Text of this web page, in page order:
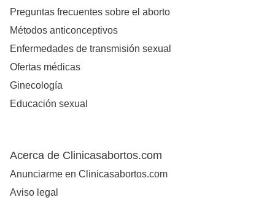
Preguntas frecuentes sobre el aborto
Métodos anticonceptivos
Enfermedades de transmisión sexual
Ofertas médicas
Ginecología
Educación sexual
Acerca de Clinicasabortos.com
Anunciarme en Clinicasabortos.com
Aviso legal